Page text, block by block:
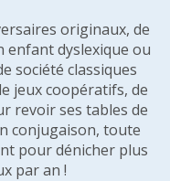
originaux, de
enfant dyslexique ou
société classiques
jeux coopératifs, de
revoir ses tables de
conjugaison, toute
pour dénicher plus
par an !